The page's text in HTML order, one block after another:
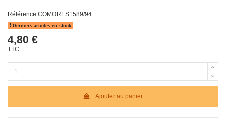
Référence COMORES1589/94
Derniers articles en stock
4,80 €
TTC
Ajouter au panier